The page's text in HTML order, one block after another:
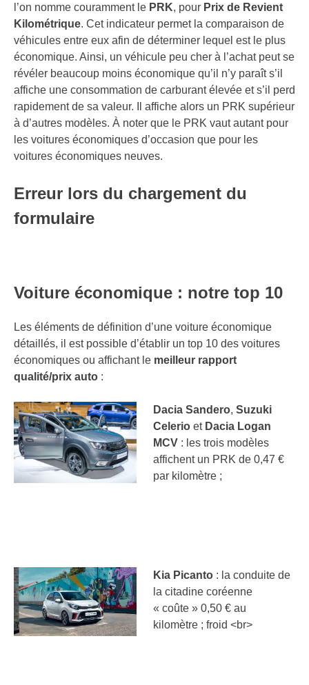
l’on nomme couramment le PRK, pour Prix de Revient
Kilométrique. Cet indicateur permet la comparaison de
véhicules entre eux afin de déterminer lequel est le plus
économique. Ainsi, un véhicule peu cher à l’achat peut se
révéler beaucoup moins économique qu’il n’y paraît s’il
affiche une consommation de carburant élevée et s’il perd
rapidement de sa valeur. Il affiche alors un PRK supérieur
à d’autres modèles. À noter que le PRK vaut autant pour
les voitures économiques d’occasion que pour les
voitures économiques neuves.
Erreur lors du chargement du
formulaire
Voiture économique : notre top 10
Les éléments de définition d’une voiture économique
détaillés, il est possible d’établir un top 10 des voitures
économiques ou affichant le meilleur rapport
qualité/prix auto :
Dacia Sandero, Suzuki
Celerio et Dacia Logan
MCV : les trois modèles
affichent un PRK de 0,47 €
par kilomètre ;
Kia Picanto : la conduite de
la citadine coréenne
« coûte » 0,50 € au
kilomètre ; froid <br>